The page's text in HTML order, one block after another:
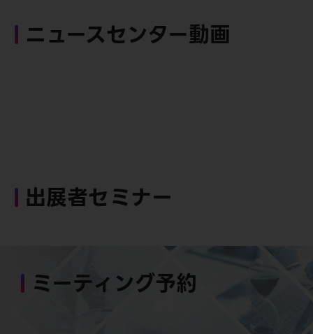
ニュースセンター動画
出展者セミナー
ミーティング予約